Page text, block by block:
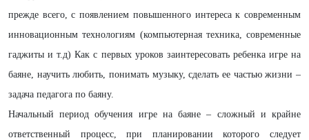
прежде всего, с появлением повышенного интереса к современным
инновационным технологиям (компьютерная техника, современные
гаджиты и т.д) Как с первых уроков заинтересовать ребенка игре на
баяне, научить любить, понимать музыку, сделать ее частью жизни –
задача педагога по баяну.
Начальный период обучения игре на баяне – сложный и крайне
ответственный процесс, при планировании которого следует